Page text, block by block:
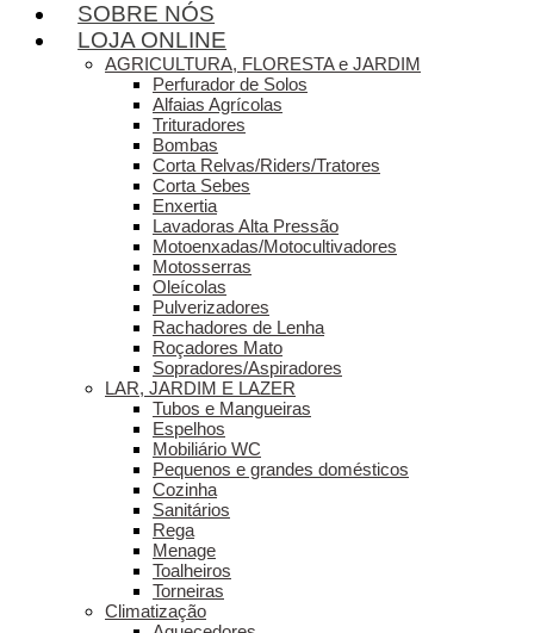
SOBRE NÓS
LOJA ONLINE
AGRICULTURA, FLORESTA e JARDIM
Perfurador de Solos
Alfaias Agrícolas
Trituradores
Bombas
Corta Relvas/Riders/Tratores
Corta Sebes
Enxertia
Lavadoras Alta Pressão
Motoenxadas/Motocultivadores
Motosserras
Oleícolas
Pulverizadores
Rachadores de Lenha
Roçadores Mato
Sopradores/Aspiradores
LAR, JARDIM E LAZER
Tubos e Mangueiras
Espelhos
Mobiliário WC
Pequenos e grandes domésticos
Cozinha
Sanitários
Rega
Menage
Toalheiros
Torneiras
Climatização